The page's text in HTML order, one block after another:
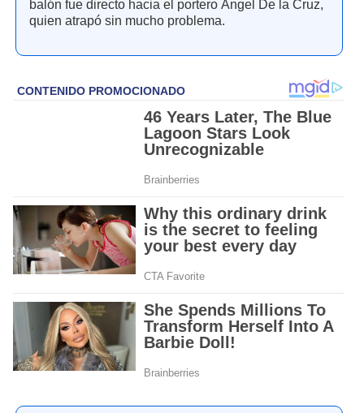
balón fue directo hacia el portero Ángel De la Cruz,
quien atrapó sin mucho problema.